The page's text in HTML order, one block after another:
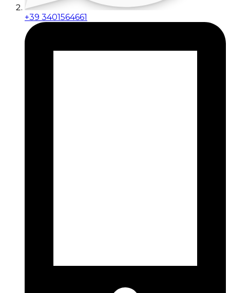
+39 3401564661